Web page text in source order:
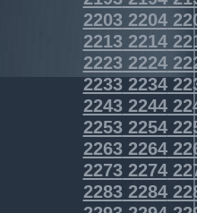
22032204
22132214
22232224
22332234
22432244
22532254
22632264
22732274
22832284